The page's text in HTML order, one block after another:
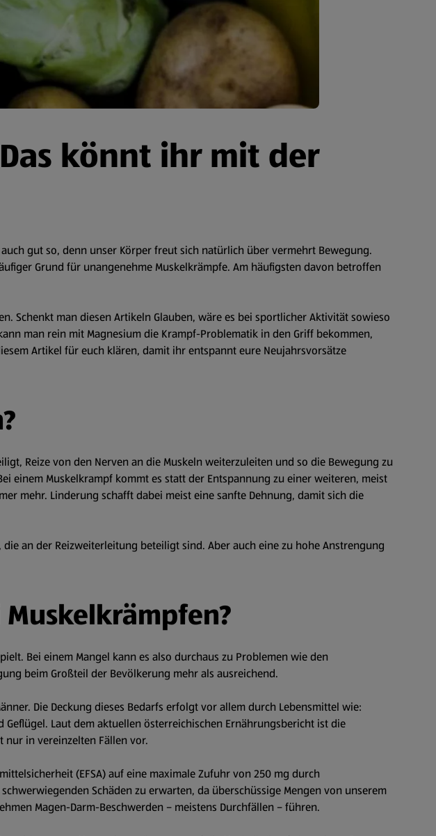
könnt ihr mit der
gut so, denn unser Körper freut sich natürlich über vermehrt Bewegung.
Grund für unangenehme Muskelkrämpfe. Am häufigsten davon betroffen
Schenkt man diesen Artikeln Glauben, wäre es bei sportlicher Aktivität sowieso
man rein mit Magnesium die Krampf-Problematik in den Griff bekommen,
Artikel für euch klären, damit ihr entspannt eure Neujahrsvorsätze
Reize von den Nerven an die Muskeln weiterzuleiten und so die Bewegung zu
einem Muskelkrampf kommt es statt der Entspannung zu einer weiteren, meist
mehr. Linderung schafft dabei meist eine sanfte Dehnung, damit sich die
an der Reizweiterleitung beteiligt sind. Aber auch eine zu hohe Anstrengung
Bei einem Mangel kann es also durchaus zu Problemen wie den
beim Großteil der Bevölkerung mehr als ausreichend.
Die Deckung dieses Bedarfs erfolgt vor allem durch Lebensmittel wie:
Laut dem aktuellen österreichischen Ernährungsbericht ist die
nur in vereinzelten Fällen vor.
(EFSA) auf eine maximale Zufuhr von 250 mg durch
Schäden zu erwarten, da überschüssige Mengen von unserem
Magen-Darm-Beschwerden – meistens Durchfällen – führen.